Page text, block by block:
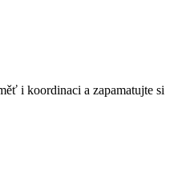
i koordinaci a zapamatujte si